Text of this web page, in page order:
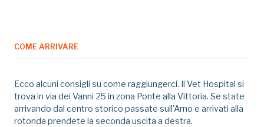
COME ARRIVARE
Ecco alcuni consigli su come raggiungerci. Il Vet Hospital si
trova in via dei Vanni 25 in zona Ponte alla Vittoria. Se state
arrivando dal centro storico passate sull'Arno e arrivati alla
rotonda prendete la seconda uscita a destra.